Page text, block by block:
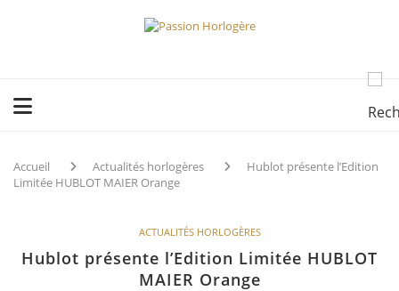
Accueil Actualités horlogères
Hublot présente l’Edition
Limitée HUBLOT MAIER Orange
ACTUALITÉS HORLOGÈRES
Hublot présente l’Edition Limitée HUBLOT
MAIER Orange